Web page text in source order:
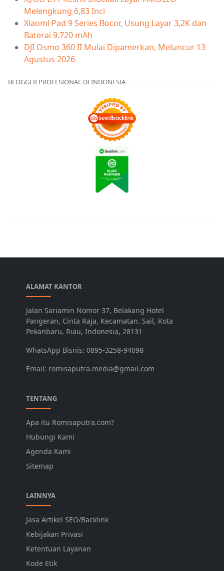
Melengkung 6,83 Inci
Xiaomi Pad 9 Series Bocor, Usung Layar 3,2K dan
Baterai 9.720 mAh
DJI Osmo 360 II Mulai Dipamerkan, Meluncur 13
Agustus 2026
BLOGGER PROFESIONAL DI INDONESIA
ALAMAT KANTOR
Jalan Sariamin Nomor 37, Belakang Hotel
Pangeran, Cinta Raja, Kecamatan. Sail, Kota
Pekanbaru, Riau, Indonesia, 28131
WhatsApp Bisnis: 0895-3258-94098
Email: romisaputra.media@gmail.com
TENTANG
Apa itu Romisaputra.com?
Hubungi Kami
Agenda Kami
Sitemap
LAINNYA
Jasa Artikel SEO/Backlink
Kebijakan Privasi
Ketentuan Layanan
Kode Etik